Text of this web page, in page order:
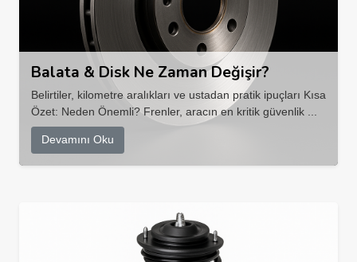
Balata & Disk Ne Zaman Değişir?
Belirtiler, kilometre aralıkları ve ustadan pratik ipuçları Kısa
Özet: Neden Önemli? Frenler, aracın en kritik güvenlik ...
Devamını Oku